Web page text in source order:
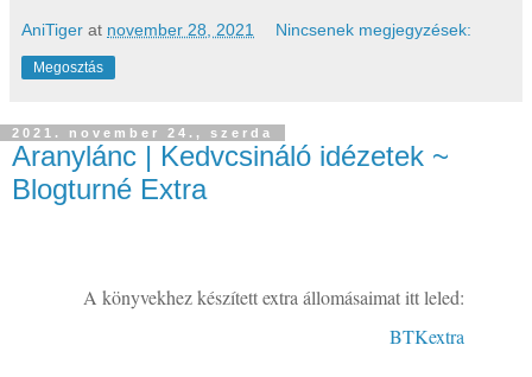
AniTiger at november 28, 2021 Nincsenek megjegyzések:
Megosztás
2021. november 24., szerda
Aranylánc | Kedvcsináló idézetek ~
Blogturné Extra
A könyvekhez készített extra állomásaimat itt leled:
BTKextra